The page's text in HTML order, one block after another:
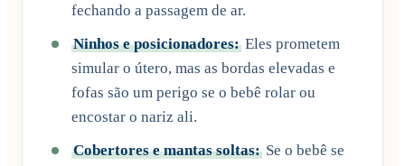
fechando a passagem de ar.
Ninhos e posicionadores: Eles prometem
simular o útero, mas as bordas elevadas e
fofas são um perigo se o bebê rolar ou
encostar o nariz ali.
Cobertores e mantas soltas: Se o bebê se